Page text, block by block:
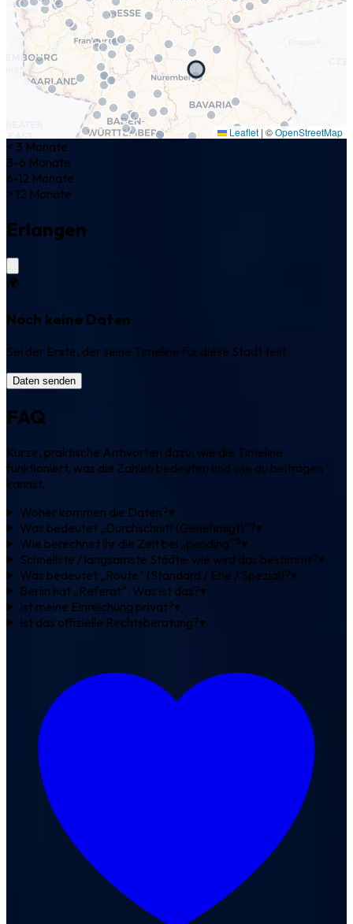
Leaflet | ©OpenStreetMap
< 3 Monate
3-6 Monate
6-12 Monate
> 12 Monate
Erlangen
🌍
Noch keine Daten
Sei der Erste, der seine Timeline für diese Stadt teilt.
Daten senden
FAQ
Kurze, praktische Antworten dazu, wie die Timeline
funktioniert, was die Zahlen bedeuten und wie du beitragen
kannst.
Woher kommen die Daten?▾
Was bedeutet „Durchschnitt (Genehmigt)“?▾
Wie berechnet ihr die Zeit bei „pending“?▾
Schnellste / langsamste Städte: wie wird das bestimmt?▾
Was bedeutet „Route“ (Standard / Ehe / Spezial)?▾
Berlin hat „Referat“. Was ist das?▾
Ist meine Einreichung privat?▾
Ist das offizielle Rechtsberatung?▾